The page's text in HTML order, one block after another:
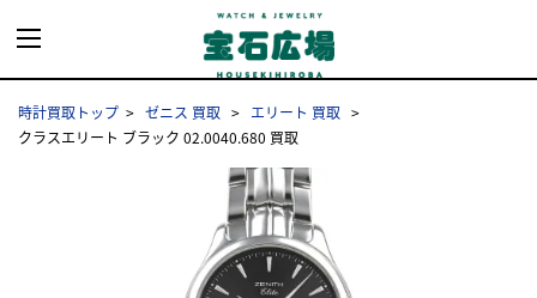
時計買取トップ ゼニス 買取
エリート 買取
クラスエリート ブラック 02.0040.680 買取